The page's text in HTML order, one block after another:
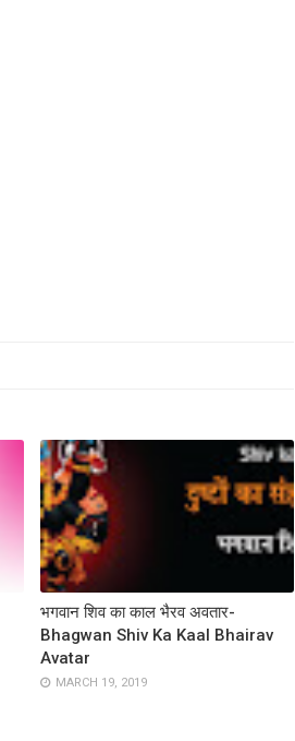
भगवान शिव का काल भैरव अवतार-
Bhagwan Shiv Ka Kaal Bhairav
Avatar
MARCH 19, 2019